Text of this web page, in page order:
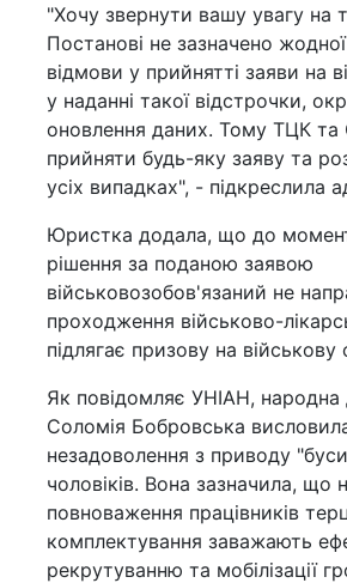
"Хочу звернути вашу увагу на
Постанові не зазначено
відмови у прийнятті заяви на
у наданні такої відстрочки,
оновлення даних. Тому ТЦК та
прийняти будь-яку заяву та
усіх випадках", - підкреслила
Юристка додала, що до
рішення за поданою заявою
військовозобов'язаний не
проходження військово-
підлягає призову на військову
Як повідомляє УНІАН, народна
Соломія Бобровська
незадоволення з приводу
чоловіків. Вона зазначила, що
повноваження працівників
комплектування заважають
рекрутуванню та мобілізації